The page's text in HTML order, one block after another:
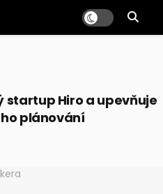
startup Hiro a upevňuje
plánování